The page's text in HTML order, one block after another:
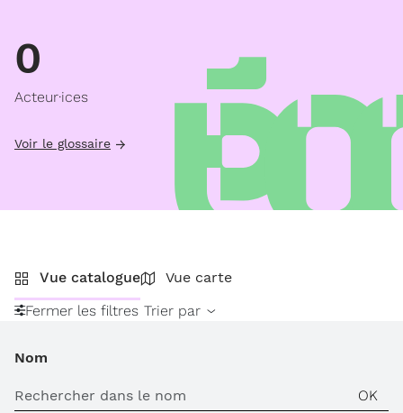
0
Acteur·ices
Voir le glossaire
Vue catalogue
Vue carte
Fermer les filtres Trier par
Nom